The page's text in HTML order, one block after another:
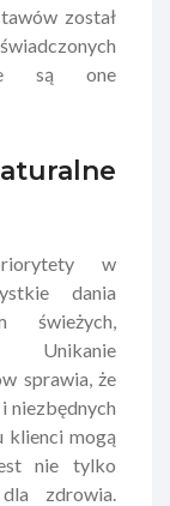
został
są one
w
dania
świeżych,
Unikanie
sprawia, że
niezbędnych
klienci mogą
nie tylko
zdrowia.